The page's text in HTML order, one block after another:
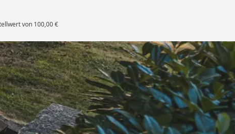
von 100,00 €